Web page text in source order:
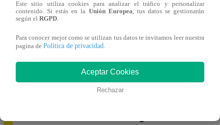
¿Por qué Nelly Rossinelli se volvió viral
antes de Navidad?
Este sitio utiliza cookies para analizar el tráfico y personalizar
contenido. Si estás en la Unión Europea, tus datos se gestionarán
según el RGPD.
Para conocer mejor como se utilizan tus datos te invitamos leer nuestra
pagina de Política de privacidad.
Aceptar Cookies
Rechazar